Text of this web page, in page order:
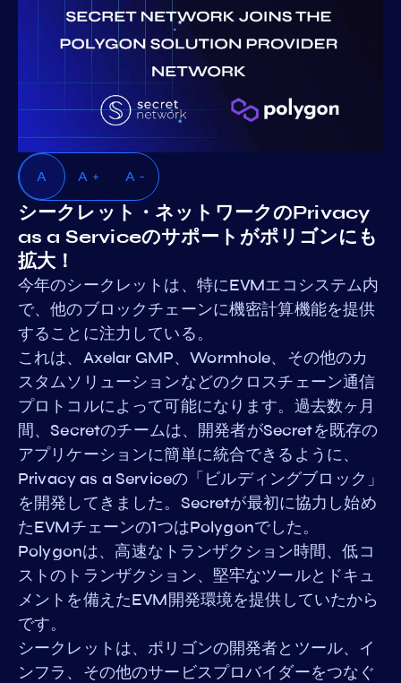
A A + A -
シークレット・ネットワークのPrivacy
as a Serviceのサポートがポリゴンにも
拡大！
今年のシークレットは、特にEVMエコシステム内
で、他のブロックチェーンに機密計算機能を提供
することに注力している。
これは、Axelar GMP、Wormhole、その他のカ
スタムソリューションなどのクロスチェーン通信
プロトコルによって可能になります。過去数ヶ月
間、Secretのチームは、開発者がSecretを既存の
アプリケーションに簡単に統合できるように、
Privacy as a Serviceの「ビルディングブロック」
を開発してきました。Secretが最初に協力し始め
たEVMチェーンの1つはPolygonでした。
Polygonは、高速なトランザクション時間、低コ
ストのトランザクション、堅牢なツールとドキュ
メントを備えたEVM開発環境を提供していたから
です。
シークレットは、ポリゴンの開発者とツール、イ
ンフラ、その他のサービスプロバイダーをつなぐ